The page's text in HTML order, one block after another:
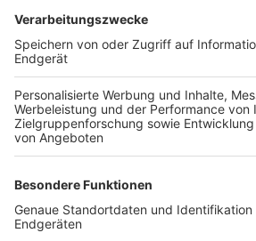
TOP-VEREINE
TOP-PARTNER